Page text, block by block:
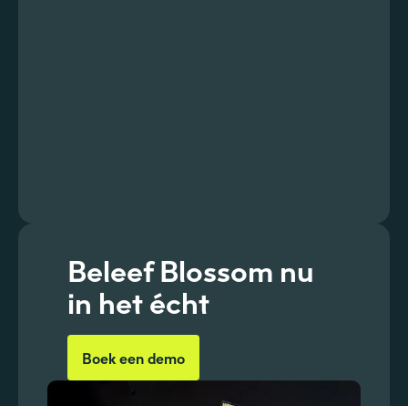
Beleef Blossom nu
in het écht
Boek een demo